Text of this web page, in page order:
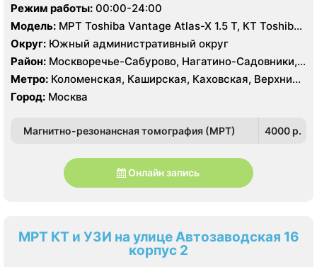
Режим работы: 00:00-24:00
Модель: МРТ Toshiba Vantage Atlas-X 1.5 Т, КТ Toshiba
Aquilion 64 среза, УЗИ
Округ: Южный административный округ
Район: Москворечье-Сабурово, Нагатино-Садовники,
Нагатинский Затон, Нагорный , Зюзино, Котловка
Метро: Коломенская, Каширская, Каховская, Верхние
Котлы, Варшавская, Нагатинская, Нагорная,
Нахимовский проспект, Севастопольская
Город: Москва
Магнитно-резонансная томография (МРТ) 4000 p.
Онлайн запись
МРТ КТ и УЗИ на улице Автозаводская 16
корпус 2